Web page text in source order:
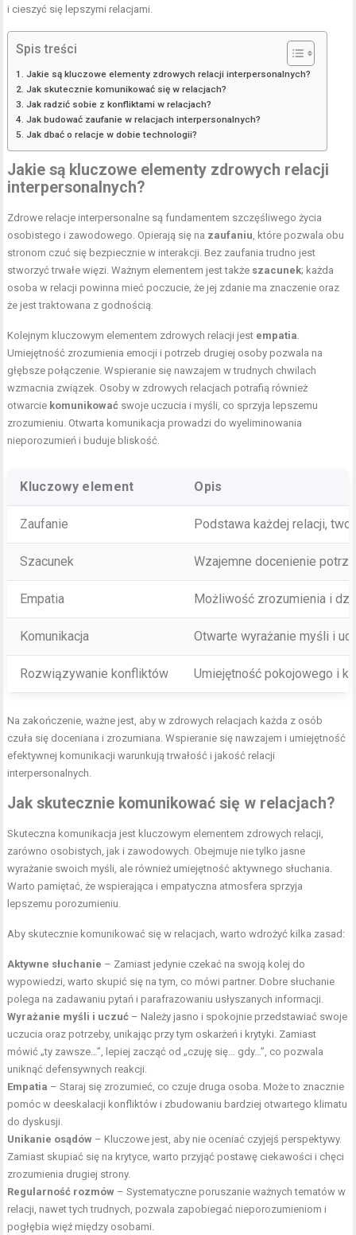
i cieszyć się lepszymi relacjami.
Spis treści
Jakie są kluczowe elementy zdrowych relacji interpersonalnych?
Jak skutecznie komunikować się w relacjach?
Jak radzić sobie z konfliktami w relacjach?
Jak budować zaufanie w relacjach interpersonalnych?
Jak dbać o relacje w dobie technologii?
Jakie są kluczowe elementy zdrowych relacji
interpersonalnych?
Zdrowe relacje interpersonalne są fundamentem szczęśliwego życia
osobistego i zawodowego. Opierają się na zaufaniu, które pozwala obu
stronom czuć się bezpiecznie w interakcji. Bez zaufania trudno jest
stworzyć trwałe więzi. Ważnym elementem jest także szacunek; każda
osoba w relacji powinna mieć poczucie, że jej zdanie ma znaczenie oraz
że jest traktowana z godnością.
Kolejnym kluczowym elementem zdrowych relacji jest empatia.
Umiejętność zrozumienia emocji i potrzeb drugiej osoby pozwala na
głębsze połączenie. Wspieranie się nawzajem w trudnych chwilach
wzmacnia związek. Osoby w zdrowych relacjach potrafią również
otwarcie komunikować swoje uczucia i myśli, co sprzyja lepszemu
zrozumieniu. Otwarta komunikacja prowadzi do wyeliminowania
nieporozumień i buduje bliskość.
Kluczowy element Opis
Zaufanie Podstawa każdej relacji,
Szacunek Wzajemne docenienie
Empatia Możliwość zrozumienia i
Komunikacja Otwarte wyrażanie myśli i
Rozwiązywanie konfliktów Umiejętność pokojowego i
Na zakończenie, ważne jest, aby w zdrowych relacjach każda z osób
czuła się doceniana i zrozumiana. Wspieranie się nawzajem i umiejętność
efektywnej komunikacji warunkują trwałość i jakość relacji
interpersonalnych.
Jak skutecznie komunikować się w relacjach?
Skuteczna komunikacja jest kluczowym elementem zdrowych relacji,
zarówno osobistych, jak i zawodowych. Obejmuje nie tylko jasne
wyrażanie swoich myśli, ale również umiejętność aktywnego słuchania.
Warto pamiętać, że wspierająca i empatyczna atmosfera sprzyja
lepszemu porozumieniu.
Aby skutecznie komunikować się w relacjach, warto wdrożyć kilka zasad:
Aktywne słuchanie – Zamiast jedynie czekać na swoją kolej do
wypowiedzi, warto skupić się na tym, co mówi partner. Dobre słuchanie
polega na zadawaniu pytań i parafrazowaniu usłyszanych informacji.
Wyrażanie myśli i uczuć – Należy jasno i spokojnie przedstawiać swoje
uczucia oraz potrzeby, unikając przy tym oskarżeń i krytyki. Zamiast
mówić „ty zawsze…”, lepiej zacząć od „czuję się… gdy…”, co pozwala
uniknąć defensywnych reakcji.
Empatia – Staraj się zrozumieć, co czuje druga osoba. Może to znacznie
pomóc w deeskalacji konfliktów i zbudowaniu bardziej otwartego klimatu
do dyskusji.
Unikanie osądów – Kluczowe jest, aby nie oceniać czyjejś perspektywy.
Zamiast skupiać się na krytyce, warto przyjąć postawę ciekawości i chęci
zrozumienia drugiej strony.
Regularność rozmów – Systematyczne poruszanie ważnych tematów w
relacji, nawet tych trudnych, pozwala zapobiegać nieporozumieniom i
pogłębia więź między osobami.